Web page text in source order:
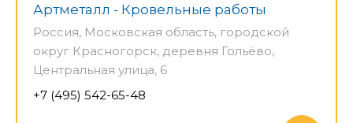
Артметалл - Кровельные работы
Россия, Московская область, городской
округ Красногорск, деревня Гольёво,
Центральная улица, 6
+7 (495) 542-65-48